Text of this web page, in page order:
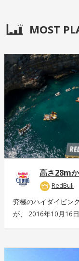
MOST
RedBull
究極のハイダイビン
が、 2016年10月16
こちら：http://